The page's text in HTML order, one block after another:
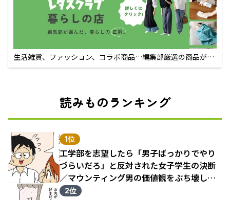
生活雑貨、ファッション、コラボ商品…編集部厳選の商品が買
えるECサイト
読みものランキング
1位
工学部を志望したら「男子ばっかりでやり
づらいだろ」と反対された女子学生の決断
／マウンティング男の価値観をぶち壊した
結果（1）
2位